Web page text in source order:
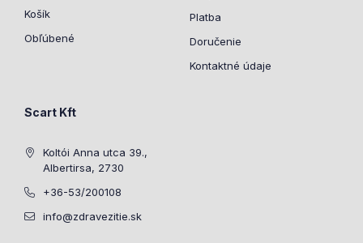
Košík
Obľúbené
Platba
Doručenie
Kontaktné údaje
Scart Kft
Koltói Anna utca 39.,
Albertirsa, 2730
+36-53/200108
info@zdravezitie.sk